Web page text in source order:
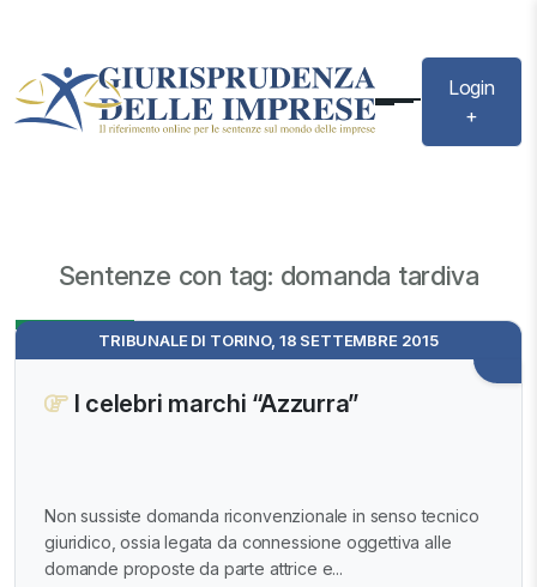
Login
+
Sentenze con tag: domanda tardiva
TRIBUNALE DI TORINO, 18 SETTEMBRE 2015
I celebri marchi “Azzurra”
Non sussiste domanda riconvenzionale in senso tecnico
giuridico, ossia legata da connessione oggettiva alle
domande proposte da parte attrice e...